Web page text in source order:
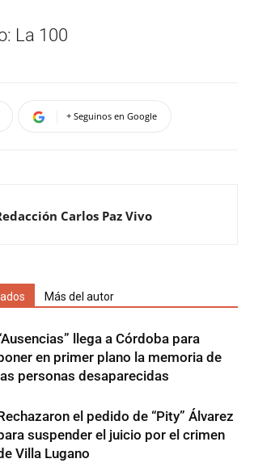
La 100
+ Seguinos en Google
Carlos Paz Vivo
Más del autor
llega a Córdoba para
en primer plano la memoria de
las personas desaparecidas
el pedido de “Pity” Álvarez
suspender el juicio por el crimen
Villa Lugano